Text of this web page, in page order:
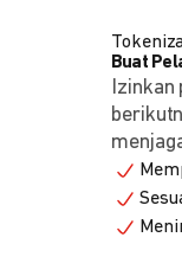
Buat
Izinkan